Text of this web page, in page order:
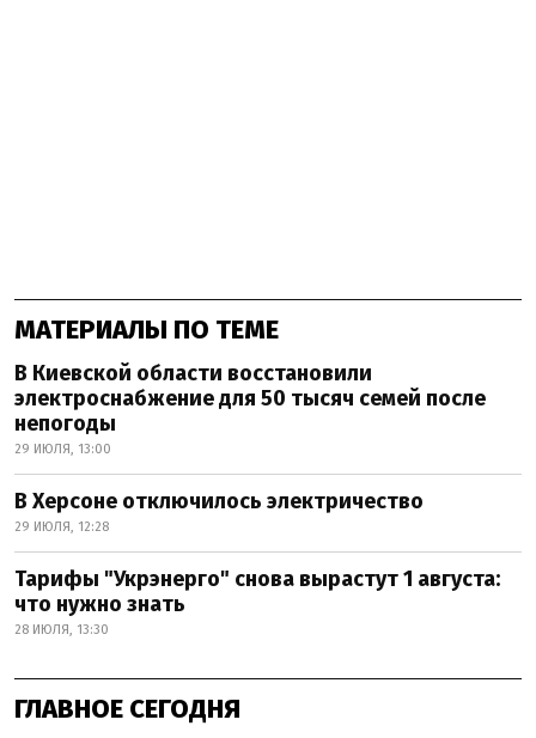
МАТЕРИАЛЫ ПО ТЕМЕ
В Киевской области восстановили
электроснабжение для 50 тысяч семей после
непогоды
29 ИЮЛЯ, 13:00
В Херсоне отключилось электричество
29 ИЮЛЯ, 12:28
Тарифы "Укрэнерго" снова вырастут 1 августа:
что нужно знать
28 ИЮЛЯ, 13:30
ГЛАВНОЕ СЕГОДНЯ